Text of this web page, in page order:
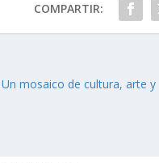
COMPARTIR:
mosaico de cultura, arte y